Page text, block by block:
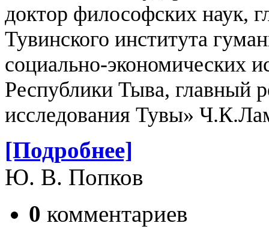
доктор философских наук,
Тувинского института
социально-экономических
Республики Тыва, главный
исследования Тувы»
[Подробнее]
Ю. В. Попков
0 комментариев